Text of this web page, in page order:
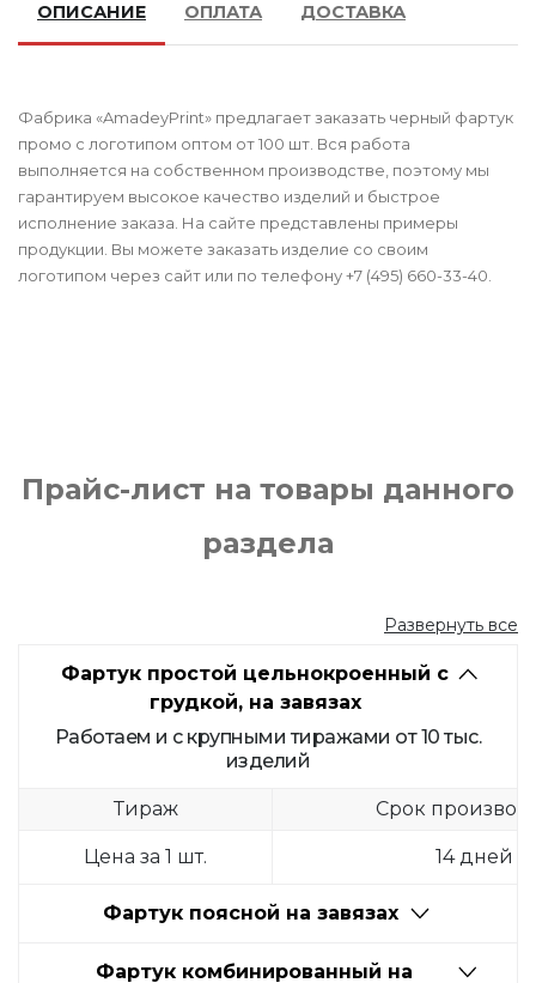
ОПИСАНИЕ ОПЛАТА ДОСТАВКА
Фабрика «AmadeyPrint» предлагает заказать черный фартук
промо с логотипом оптом от 100 шт. Вся работа
выполняется на собственном производстве, поэтому мы
гарантируем высокое качество изделий и быстрое
исполнение заказа. На сайте представлены примеры
продукции. Вы можете заказать изделие со своим
логотипом через сайт или по телефону +7 (495) 660-33-40.
Прайс-лист на товары данного
раздела
Развернуть все
Фартук простой цельнокроенный с
грудкой, на завязах
Работаем и с крупными тиражами от 10 тыс.
изделий
Тираж Срок
Цена за 1 шт. 14 дней
Фартук поясной на завязах
Фартук комбинированный на